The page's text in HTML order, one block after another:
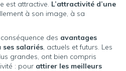
est attractive. L’attractivité d’une
à son image, à sa
des avantages
ses salariés, actuels et futurs. Les
grandes, ont bien compris
: pour attirer les meilleurs